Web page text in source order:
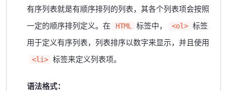
有序列表就是有顺序排列的列表，其各个列表项会按照
一定的顺序排列定义。 在 HTML 标签中， <ol> 标签
用于定义有序列表，列表排序以数字来显示，并且使用
<li> 标签来定义列表项。
语法格式：